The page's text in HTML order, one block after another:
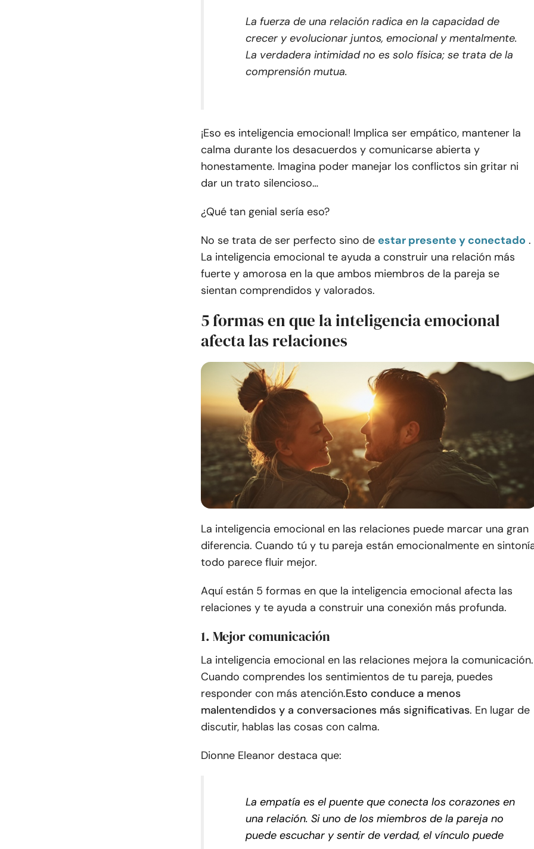
La fuerza de una relación radica en la capacidad de
crecer y evolucionar juntos, emocional y mentalmente.
La verdadera intimidad no es solo física; se trata de la
comprensión mutua.
¡Eso es inteligencia emocional! Implica ser empático, mantener la
calma durante los desacuerdos y comunicarse abierta y
honestamente. Imagina poder manejar los conflictos sin gritar ni
dar un trato silencioso…
¿Qué tan genial sería eso?
No se trata de ser perfecto sino de estar presente y conectado .
La inteligencia emocional te ayuda a construir una relación más
fuerte y amorosa en la que ambos miembros de la pareja se
sientan comprendidos y valorados.
5 formas en que la inteligencia emocional
afecta las relaciones
La inteligencia emocional en las relaciones puede marcar una gran
diferencia. Cuando tú y tu pareja están emocionalmente en
todo parece fluir mejor.
Aquí están 5 formas en que la inteligencia emocional afecta las
relaciones y te ayuda a construir una conexión más profunda.
1. Mejor comunicación
La inteligencia emocional en las relaciones mejora la comunicación.
Cuando comprendes los sentimientos de tu pareja, puedes
responder con más atención.Esto conduce a menos
malentendidos y a conversaciones más significativas. En lugar de
discutir, hablas las cosas con calma.
Dionne Eleanor destaca que:
La empatía es el puente que conecta los corazones en
una relación. Si uno de los miembros de la pareja no
puede escuchar y sentir de verdad, el vínculo puede